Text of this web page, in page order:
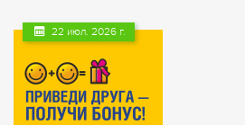
22 июл. 2026 г.